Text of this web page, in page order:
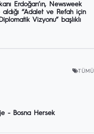
Erdoğan’ın, Newsweek
“Adalet ve Refah için
Vizyonu” başlıklı
TÜMÜ
- Bosna Hersek